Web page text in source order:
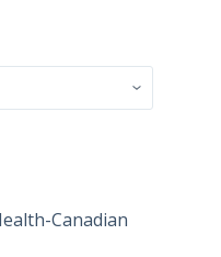
Canadian